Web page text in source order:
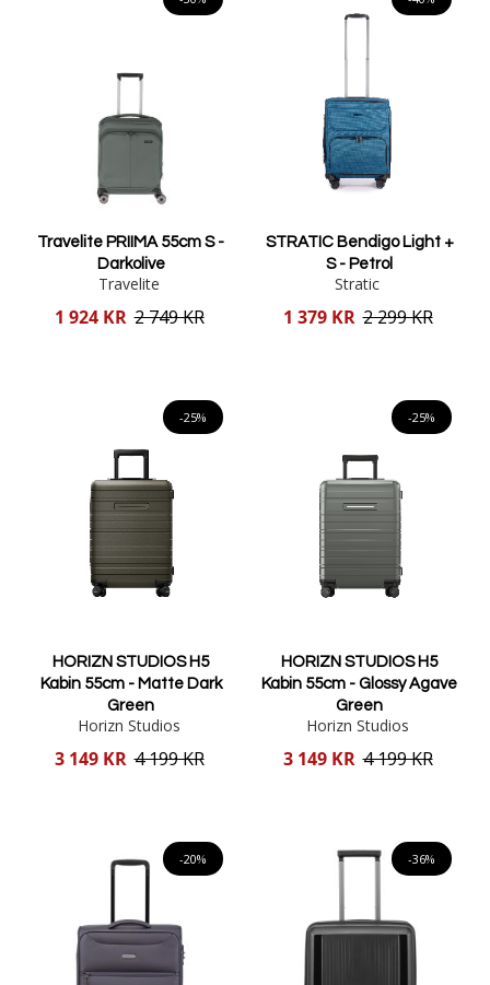
Travelite PRIIMA 55cm S -
Darkolive
Travelite
Reducerat
1 924 KR 2 749 KR
STRATIC Bendigo Light +
S - Petrol
Stratic
Reducerat
1 379 KR 2 299 KR
-25%
HORIZN STUDIOS H5
Kabin 55cm - Matte Dark
Green
Horizn Studios
Reducerat
3 149 KR 4 199 KR
-25%
HORIZN STUDIOS H5
Kabin 55cm - Glossy Agave
Green
Horizn Studios
Reducerat
3 149 KR 4 199 KR
-20% -36%